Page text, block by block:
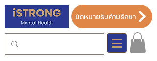
นัดหมายรับคำปรึกษา